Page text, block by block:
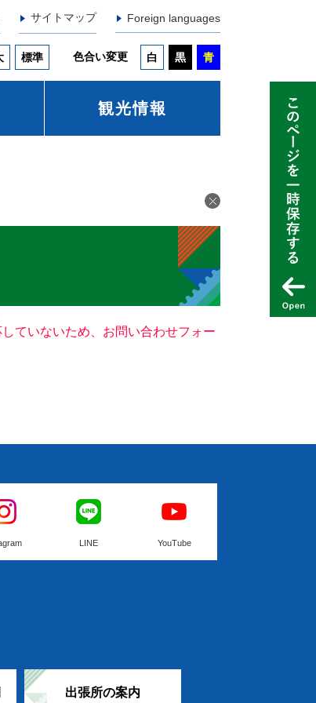
サイトマップ Foreign languages
標準 色合い変更 白 黒 青
観光情報
ていないため、お問い合わせフォー
LINE YouTube
出張所の案内